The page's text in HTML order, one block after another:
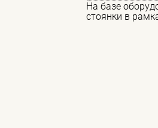
На базе
стоянки в